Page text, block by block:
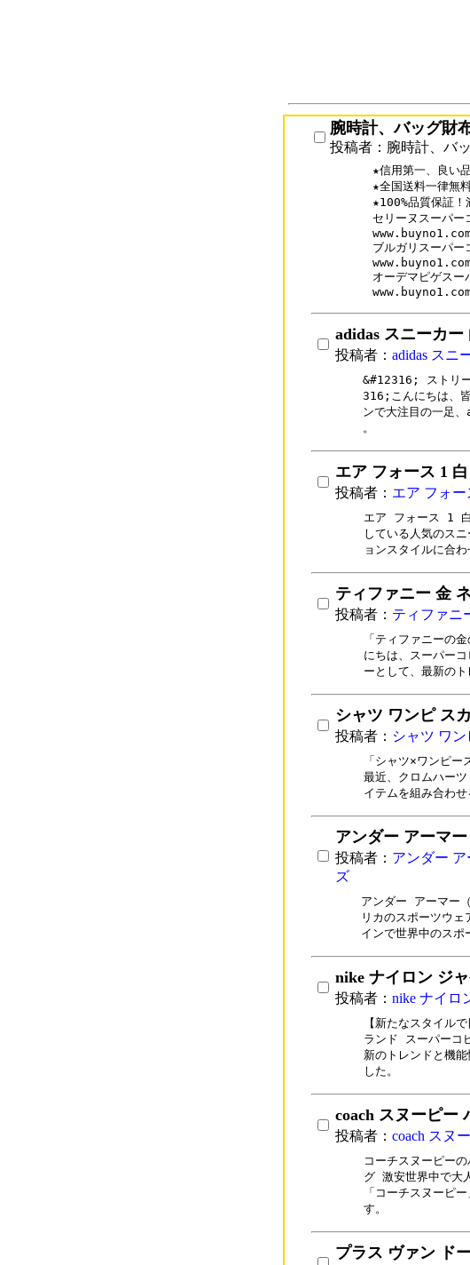
腕時計、バッグ財
投稿者：腕時計、バ
★信用第一、良い
★全国送料一律無
★100%品質保証
セリーヌスーパー
ブルガリスーパー
オーデマピゲスー
adidas スニーカー
投稿者： adidas スニ
&#12316; ストリー
316;こんにちは、
ンで大注目の一足
。
エア フォース 1
投稿者： エア フォ
エア フォース 1
している人気のス
ョンスタイルに合
ティファニー 金
投稿者： ティファニ
「ティファニーの
にちは、スーパー
ーとして、最新の
シャツ ワンピ ス
投稿者： シャツ ワ
「シャツ×ワンピー
最近、クロムハー
イテムを組み合わ
アンダー アーマ
投稿者： アンダー
ズ
アンダー アーマー
リカのスポーツウ
インで世界中のスポ
nike ナイロン ジ
投稿者： nike ナイロ
【新たなスタイル
ランド スーパーコ
新のトレンドと機
した。
coach スヌーピー
投稿者： coach スヌ
コーチスヌーピー
グ 激安世界中で大
「コーチスヌーピ
す。
プラス ヴァン ド